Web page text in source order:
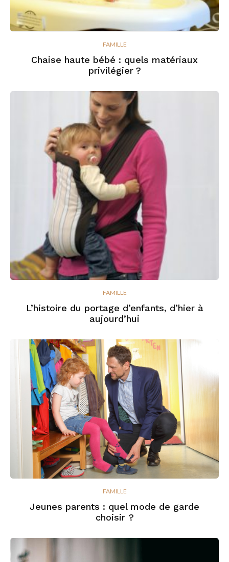
FAMILLE
Chaise haute bébé : quels matériaux
privilégier ?
FAMILLE
L’histoire du portage d’enfants, d’hier à
aujourd’hui
FAMILLE
Jeunes parents : quel mode de garde
choisir ?